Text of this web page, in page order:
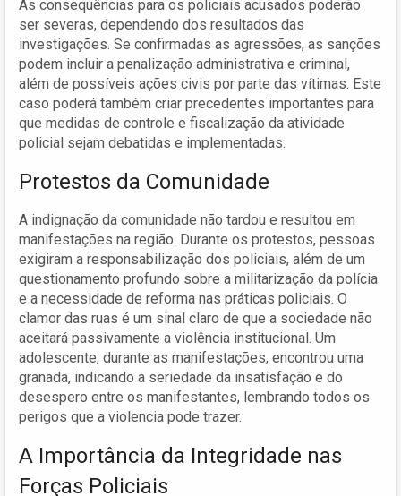
As consequências para os policiais acusados poderão
ser severas, dependendo dos resultados das
investigações. Se confirmadas as agressões, as sanções
podem incluir a penalização administrativa e criminal,
além de possíveis ações civis por parte das vítimas. Este
caso poderá também criar precedentes importantes para
que medidas de controle e fiscalização da atividade
policial sejam debatidas e implementadas.
Protestos da Comunidade
A indignação da comunidade não tardou e resultou em
manifestações na região. Durante os protestos, pessoas
exigiram a responsabilização dos policiais, além de um
questionamento profundo sobre a militarização da polícia
e a necessidade de reforma nas práticas policiais. O
clamor das ruas é um sinal claro de que a sociedade não
aceitará passivamente a violência institucional. Um
adolescente, durante as manifestações, encontrou uma
granada, indicando a seriedade da insatisfação e do
desespero entre os manifestantes, lembrando todos os
perigos que a violencia pode trazer.
A Importância da Integridade nas
Forças Policiais